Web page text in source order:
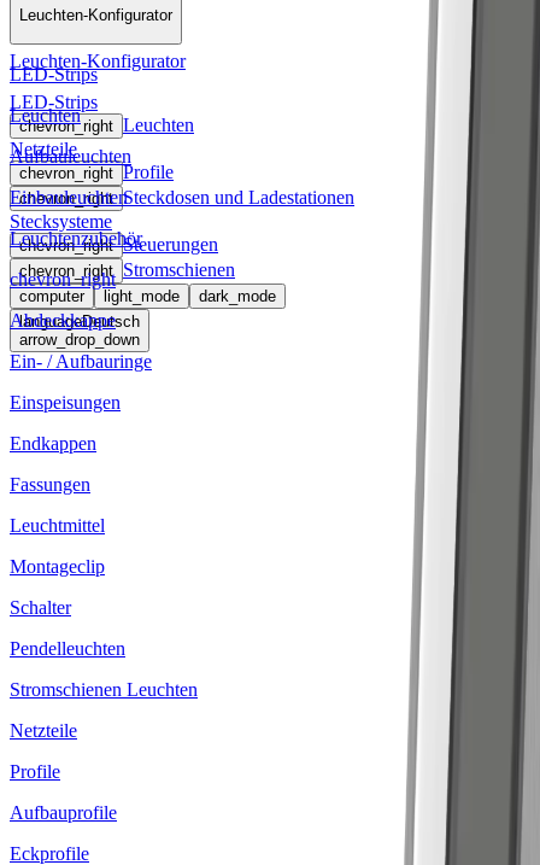
manufacturing
Leuchten-Konfigurator
LED-Strips
chevron_right Leuchten
Netzteile
chevron_right Profile
chevron_right Steckdosen und Ladestationen
Stecksysteme
chevron_right Steuerungen
chevron_right Stromschienen
computer light_mode
dark_mode
languageDeutsch
arrow_drop_down
Leuchten-Konfigurator
LED-Strips
Leuchten
Aufbauleuchten
Einbauleuchten
Leuchtenzubehör
chevron_right
Abdeckkappe
Ein- / Aufbauringe
Einspeisungen
Endkappen
Fassungen
Leuchtmittel
Montageclip
Schalter
Pendelleuchten
Stromschienen Leuchten
Netzteile
Profile
Aufbauprofile
Eckprofile